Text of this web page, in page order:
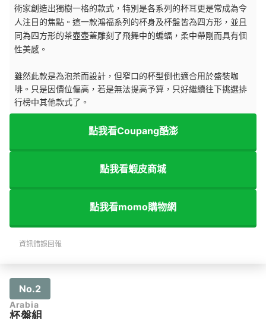
術家創造出獨樹一格的款式，特別是各系列的杯耳更是常成為令
人注目的焦點。這一款鴻福系列的杯身及杯盤皆為四方形 ， 並且
同為四方形的茶壺壺蓋雕刻了飛舞中的蝙蝠 ，柔中帶剛而具有個
性美感。
雖然此款是為泡茶而設計，但窄口的杯型倒也適合用於盛裝咖
啡。只是因價位偏高，若是無法提高予算，只好繼續往下挑選排
行榜中其他款式了。
點我看Coupang酷澎
點我看蝦皮商城
點我看momo購物網
資訊錯誤回報
No.2
Arabia
杯盤組